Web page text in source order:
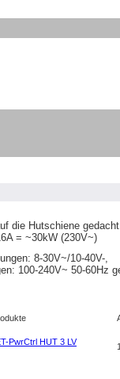
die Hutschiene
= ~30kW (230V~)
8-30V~/10-40V-,
100-240V~ 50-60Hz
PwrCtrl HUT 3 LV